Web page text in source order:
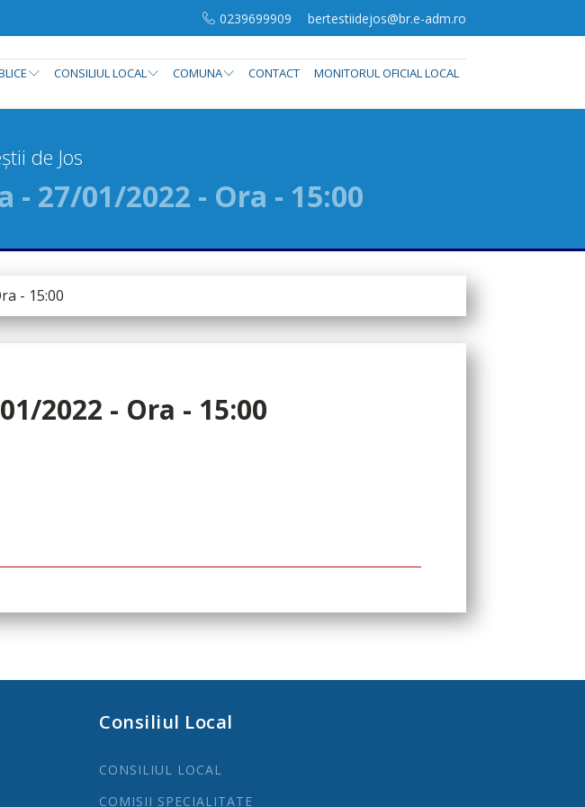
0239699909 bertestiidejos@br.e-adm.ro
CONSILIUL LOCAL COMUNA CONTACT MONITORUL OFICIAL LOCAL
de Jos
27/01/2022 - Ora - 15:00
- 15:00
2022 - Ora - 15:00
Consiliul Local
CONSILIUL LOCAL
COMISII SPECIALITATE